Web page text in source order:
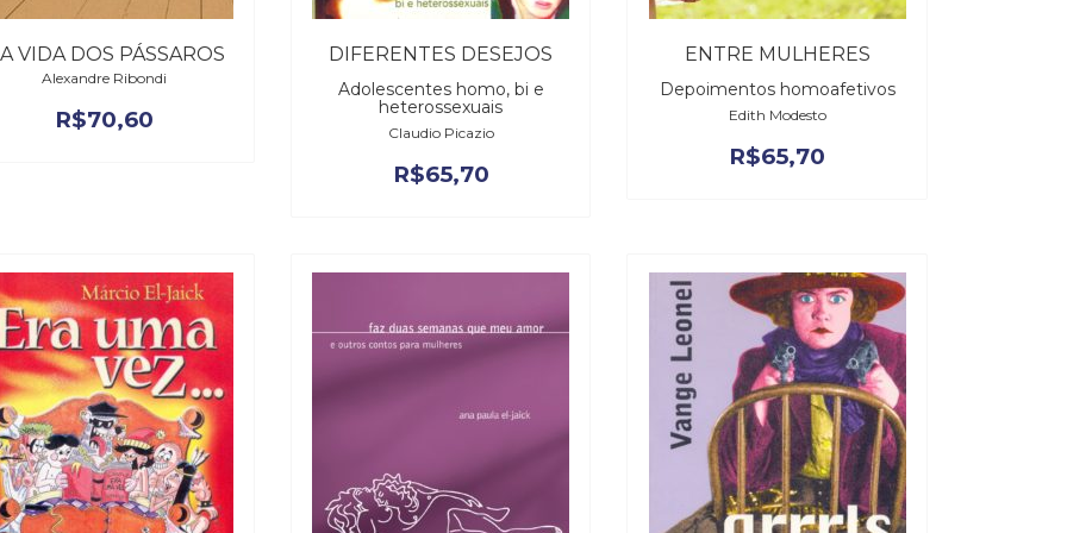
VIDA DOS PÁSSAROS
Alexandre Ribondi
R$70,60
DIFERENTES DESEJOS
Adolescentes homo, bi e
heterossexuais
Claudio Picazio
R$65,70
ENTRE MULHERES
Depoimentos homoafetivos
Edith Modesto
R$65,70